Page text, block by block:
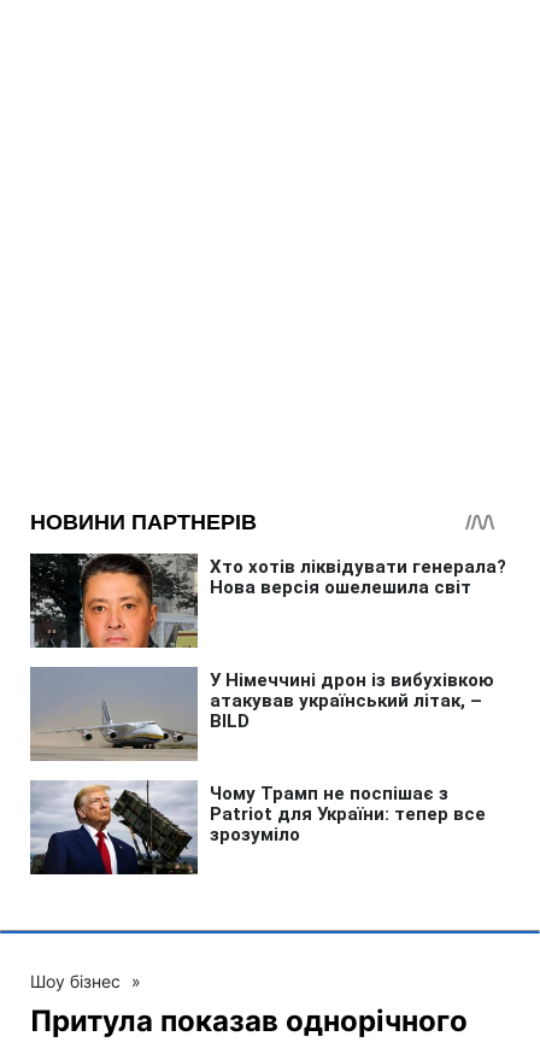
Шоу бізнес »
Притула показав однорічного